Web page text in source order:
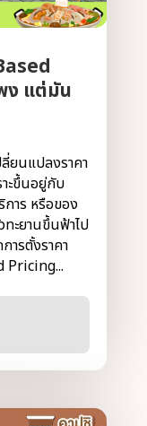
ง แต่มัน
ยนแปลงราคา
ะขึ้นอยู่กับ
าร หรือของ
ะยานขึ้นฟ้าไป
ารตั้งราคา
Pricing...